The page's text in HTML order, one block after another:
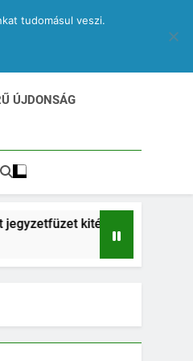
ÚJDONSÁG
lapjai
tudomásul veszi.